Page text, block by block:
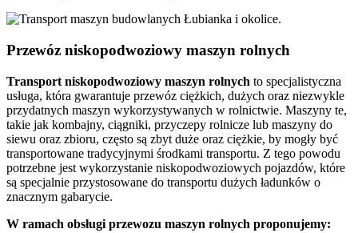
Przewóz niskopodwoziowy maszyn rolnych
Transport niskopodwoziowy maszyn rolnych to specjalistyczna
usługa, która gwarantuje przewóz ciężkich, dużych oraz niezwykle
przydatnych maszyn wykorzystywanych w rolnictwie. Maszyny te,
takie jak kombajny, ciągniki, przyczepy rolnicze lub maszyny do
siewu oraz zbioru, często są zbyt duże oraz ciężkie, by mogły być
transportowane tradycyjnymi środkami transportu. Z tego powodu
potrzebne jest wykorzystanie niskopodwoziowych pojazdów, które
są specjalnie przystosowane do transportu dużych ładunków o
znacznym gabarycie.
W ramach obsługi przewozu maszyn rolnych proponujemy: